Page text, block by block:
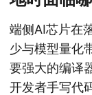
端侧AI芯片在
少与模型量化
要强大的编译
开发者手写代